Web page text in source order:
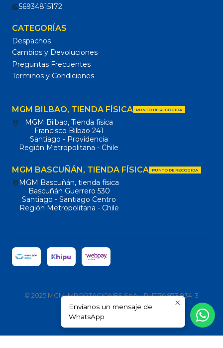
56934815172
CATEGORÍAS
Despachos
Cambios y Devoluciones
Preguntas Frecuentes
Terminos y Condiciones
MGM BILBAO, TIENDA FÍSICA PUNTO DE RECOGIDA
MGM Bilbao, Tienda física
Francisco Bilbao 241
Santiago - Providencia
Región Metropolitana - Chile
MGM BASCUÑÁN, TIENDA FÍSICA PUNTO DE RECOGIDA
MGM Bascuñán, tienda física
Bascuñán Guerrero 530
Santiago - Santiago Centro
Región Metropolitana - Chile
© 2025 MGM IMPORTACIONES SpA – RUT 76.973.934-3
Todos los derechos reservados.
Envíanos un mensaje de
WhatsApp